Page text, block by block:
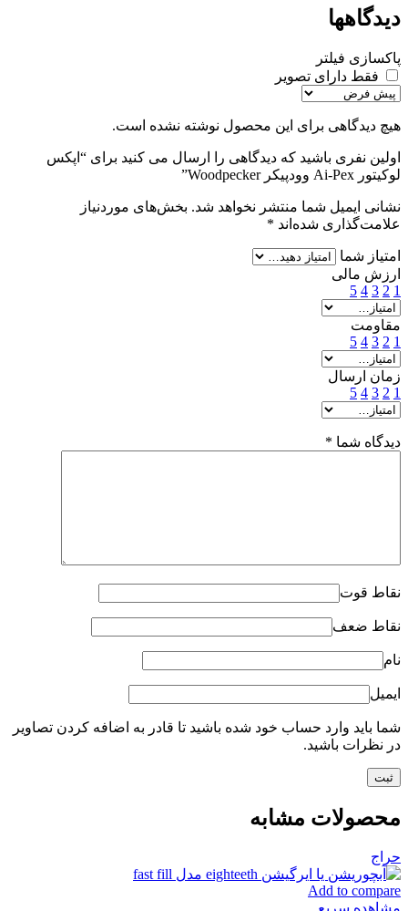
دیدگاهها
پاکسازی فیلتر
فقط دارای تصویر
هیچ دیدگاهی برای این محصول نوشته نشده است.
اولین نفری باشید که دیدگاهی را ارسال می کنید برای “اپکس
لوکیتور Ai-Pex وودپیکر Woodpecker”
نشانی ایمیل شما منتشر نخواهد شد. بخش‌های موردنیاز
علامت‌گذاری شده‌اند *
امتیاز شما
ارزش مالی
1
2
3
4
5
مقاومت
1
2
3
4
5
زمان ارسال
1
2
3
4
5
دیدگاه شما *
نقاط قوت
نقاط ضعف
نام
ایمیل
شما باید وارد حساب خود شده باشید تا قادر به اضافه کردن تصاویر
در نظرات باشید.
محصولات مشابه
حراج
Add to compare